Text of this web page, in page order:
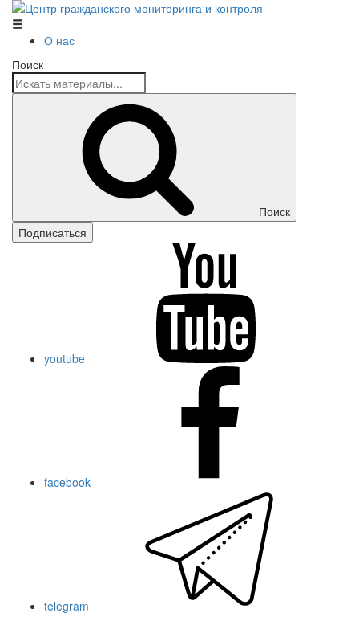
Центр гражданского мониторинга и контроля
О нас
Поиск
Поиск
Подписаться
youtube
facebook
telegram